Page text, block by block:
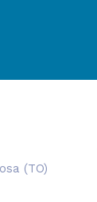
(TO)